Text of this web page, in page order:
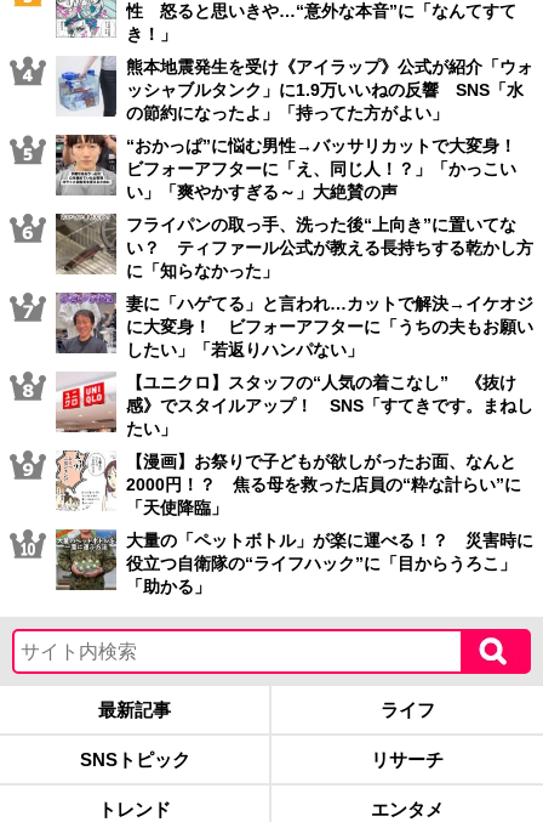
性 怒ると思いきや…“意外な本音”に「なんてすて
き！」
熊本地震発生を受け《アイラップ》公式が紹介「ウォ
ッシャブルタンク」に1.9万いいねの反響 SNS「水
の節約になったよ」「持ってた方がよい」
“おかっぱ”に悩む男性→バッサリカットで大変身！
ビフォーアフターに「え、同じ人！？」「かっこい
い」「爽やかすぎる～」大絶賛の声
フライパンの取っ手、洗った後“上向き”に置いてな
い？ ティファール公式が教える長持ちする乾かし方
に「知らなかった」
妻に「ハゲてる」と言われ…カットで解決→イケオジ
に大変身！ ビフォーアフターに「うちの夫もお願い
したい」「若返りハンパない」
【ユニクロ】スタッフの“人気の着こなし” 《抜け
感》でスタイルアップ！ SNS「すてきです。まねし
たい」
【漫画】お祭りで子どもが欲しがったお面、なんと
2000円！？ 焦る母を救った店員の“粋な計らい”に
「天使降臨」
大量の「ペットボトル」が楽に運べる！？ 災害時に
役立つ自衛隊の“ライフハック”に「目からうろこ」
「助かる」
最新記事 ライフ
SNSトピック リサーチ
トレンド エンタメ